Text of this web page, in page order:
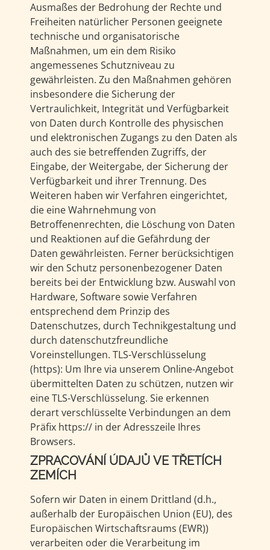
Ausmaßes der Bedrohung der Rechte und
Freiheiten natürlicher Personen geeignete
technische und organisatorische
Maßnahmen, um ein dem Risiko
angemessenes Schutzniveau zu
gewährleisten. Zu den Maßnahmen gehören
insbesondere die Sicherung der
Vertraulichkeit, Integrität und Verfügbarkeit
von Daten durch Kontrolle des physischen
und elektronischen Zugangs zu den Daten als
auch des sie betreffenden Zugriffs, der
Eingabe, der Weitergabe, der Sicherung der
Verfügbarkeit und ihrer Trennung. Des
Weiteren haben wir Verfahren eingerichtet,
die eine Wahrnehmung von
Betroffenenrechten, die Löschung von Daten
und Reaktionen auf die Gefährdung der
Daten gewährleisten. Ferner berücksichtigen
wir den Schutz personenbezogener Daten
bereits bei der Entwicklung bzw. Auswahl von
Hardware, Software sowie Verfahren
entsprechend dem Prinzip des
Datenschutzes, durch Technikgestaltung und
durch datenschutzfreundliche
Voreinstellungen. TLS-Verschlüsselung
(https): Um Ihre via unserem Online-Angebot
übermittelten Daten zu schützen, nutzen wir
eine TLS-Verschlüsselung. Sie erkennen
derart verschlüsselte Verbindungen an dem
Präfix https:// in der Adresszeile Ihres
Browsers.
ZPRACOVÁNÍ ÚDAJŮ VE TŘETÍCH
ZEMÍCH
Sofern wir Daten in einem Drittland (d.h.,
außerhalb der Europäischen Union (EU), des
Europäischen Wirtschaftsraums (EWR))
verarbeiten oder die Verarbeitung im